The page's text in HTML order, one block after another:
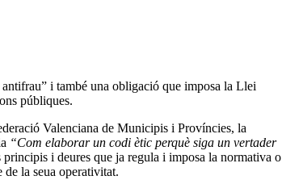
i també una obligació que imposa la Llei
públiques.
Valenciana de Municipis i Províncies, la
“Com elaborar un codi ètic perquè siga un vertader
i deures que ja regula i imposa la normativa o
la seua operativitat.